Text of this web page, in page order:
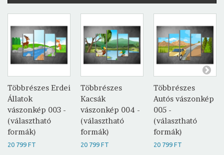
Többrészes Erdei
Állatok
vászonkép 003 -
(választható
formák)
20 799 FT
Többrészes
Kacsák
vászonkép 004 -
(választható
formák)
20 799 FT
Többrészes
Autós vászonkép
005 -
(választható
formák)
20 799 FT